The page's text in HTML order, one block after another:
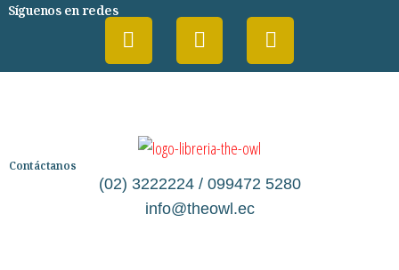
Síguenos en redes
Contáctanos
(02) 3222224 / 099472 5280
info@theowl.ec